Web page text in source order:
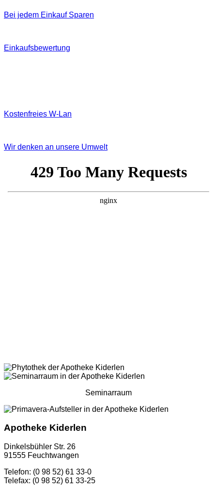
Bei jedem Einkauf Sparen
Einkaufsbewertung
Kostenfreies W‐Lan
Wir denken an unsere Umwelt
Seminarraum
Apotheke Kiderlen
Dinkelsbühler Str. 26
91555 Feuchtwangen
Telefon: (0 98 52) 61 33-0
Telefax: (0 98 52) 61 33-25